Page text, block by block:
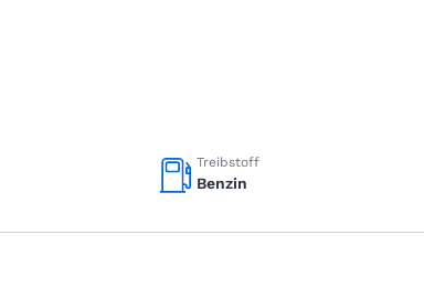
Treibstoff
Benzin